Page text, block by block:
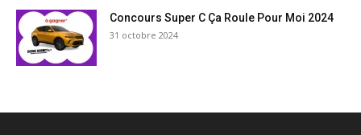
Concours Super C Ça Roule Pour Moi 2024
31 octobre 2024